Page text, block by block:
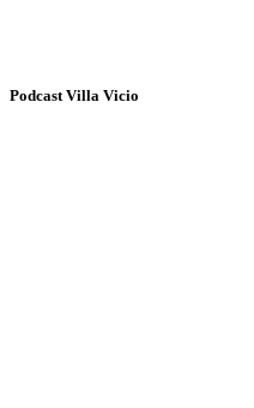
Podcast Villa Vicio